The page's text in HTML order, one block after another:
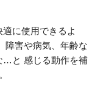
に使用できるよ
障害や病気、年齢な
…と 感じる動作を補